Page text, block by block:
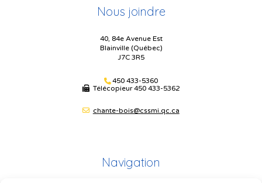
Nous joindre
40, 84e Avenue Est
Blainville (Québec)
J7C 3R5
450 433-5360
Télécopieur450 433-5362
chante-bois@cssmi.qc.ca
Navigation